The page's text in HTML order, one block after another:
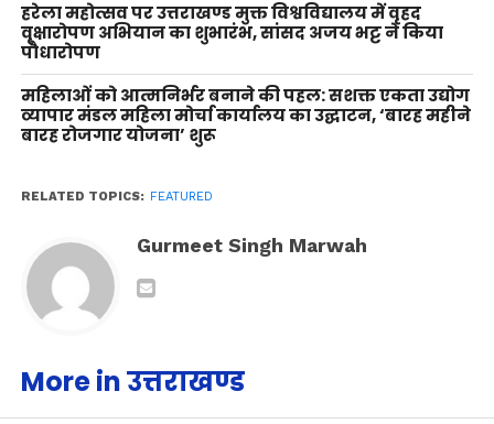
हरेला महोत्सव पर उत्तराखण्ड मुक्त विश्वविद्यालय में वृहद
वृक्षारोपण अभियान का शुभारंभ, सांसद अजय भट्ट ने किया
पौधारोपण
महिलाओं को आत्मनिर्भर बनाने की पहल: सशक्त एकता उद्योग
व्यापार मंडल महिला मोर्चा कार्यालय का उद्घाटन, ‘बारह महीने
बारह रोजगार योजना’ शुरू
RELATED TOPICS: FEATURED
Gurmeet Singh Marwah
More in उत्तराखण्ड